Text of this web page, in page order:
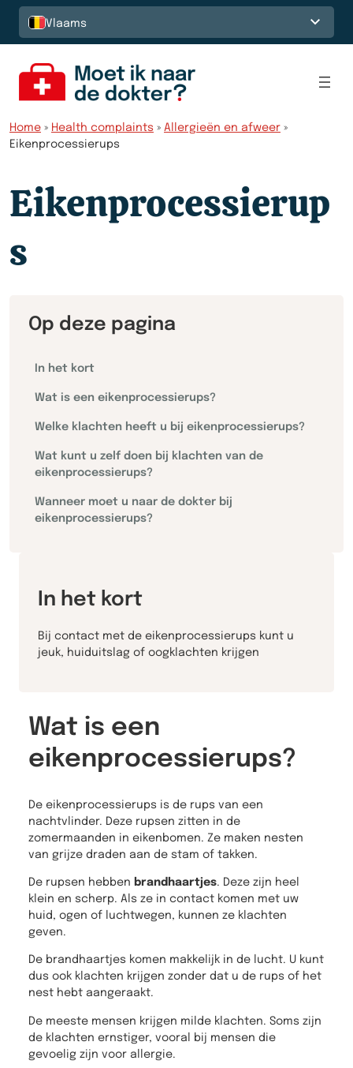
Spring naar de inhoud
Vlaams
Home » Health complaints » Allergieën en afweer »
Eikenprocessierups
Eikenprocessierup
s
Op deze pagina
In het kort
Wat is een eikenprocessierups?
Welke klachten heeft u bij eikenprocessierups?
Wat kunt u zelf doen bij klachten van de
eikenprocessierups?
Wanneer moet u naar de dokter bij
eikenprocessierups?
In het kort
Bij contact met de eikenprocessierups kunt u
jeuk, huiduitslag of oogklachten krijgen
Wat is een
eikenprocessierups?
De eikenprocessierups is de rups van een
nachtvlinder. Deze rupsen zitten in de
zomermaanden in eikenbomen. Ze maken nesten
van grijze draden aan de stam of takken.
De rupsen hebben brandhaartjes. Deze zijn heel
klein en scherp. Als ze in contact komen met uw
huid, ogen of luchtwegen, kunnen ze klachten
geven.
De brandhaartjes komen makkelijk in de lucht. U kunt
dus ook klachten krijgen zonder dat u de rups of het
nest hebt aangeraakt.
De meeste mensen krijgen milde klachten. Soms zijn
de klachten ernstiger, vooral bij mensen die
gevoelig zijn voor allergie.